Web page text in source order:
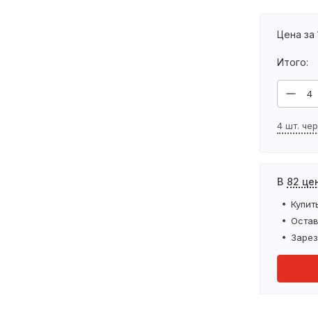
Цена за
Итого:
4
4 шт.
В 82